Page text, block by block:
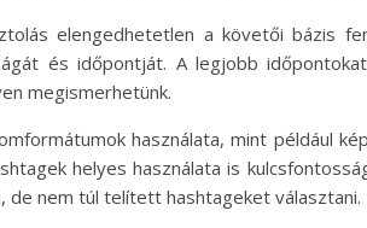
elengedhetetlen a követői bázis
és időpontját. A legjobb
megismerhetünk.
használata, mint például
helyes használata is
de nem túl telített hashtageket választani.